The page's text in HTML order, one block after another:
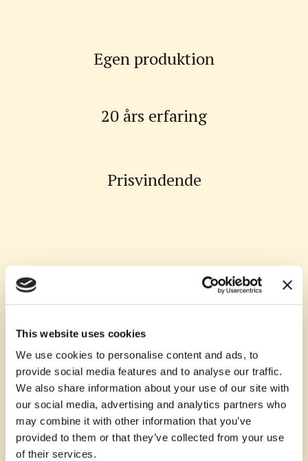
This website uses cookies
We use cookies to personalise content and ads, to
provide social media features and to analyse our traffic.
We also share information about your use of our site with
our social media, advertising and analytics partners who
may combine it with other information that you’ve
provided to them or that they’ve collected from your use
of their services.
Egen produktion
20 års erfaring
Prisvindende
Vin produktion
vinproduktion i 2005 og lokalerne stode endelig klar og blev
godkendt af fødevaremyndighederne til høsten i 2006.
Før den tid har vi lavet vin på hobbybasis. Vi producerede de første
ca. 20 flasker rød- og hvidvine i 2001 og begge blev godkendt på
For yderligere informationer om emnetkontakt os.